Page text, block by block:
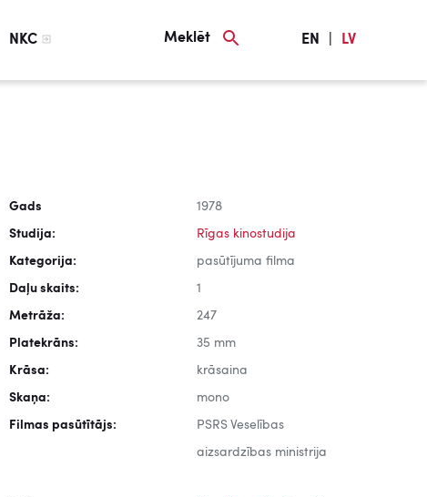
NKC Meklēt EN LV
Gads 1978
Studija: Rīgas kinostudija
Kategorija: pasūtījuma filma
Daļu skaits: 1
Metrāža: 247
Platekrāns: 35 mm
Krāsa: krāsaina
Skaņa: mono
Filmas pasūtītājs: PSRS Veselības
aizsardzības ministrija